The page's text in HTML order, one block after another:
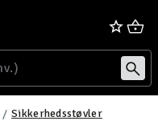
Sikkerhedsstøvler